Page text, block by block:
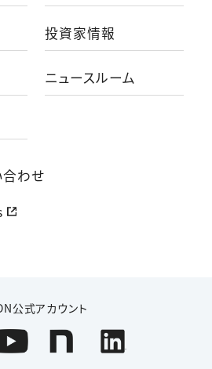
投資家情報
ニュースルーム
わせ
公式アカウント